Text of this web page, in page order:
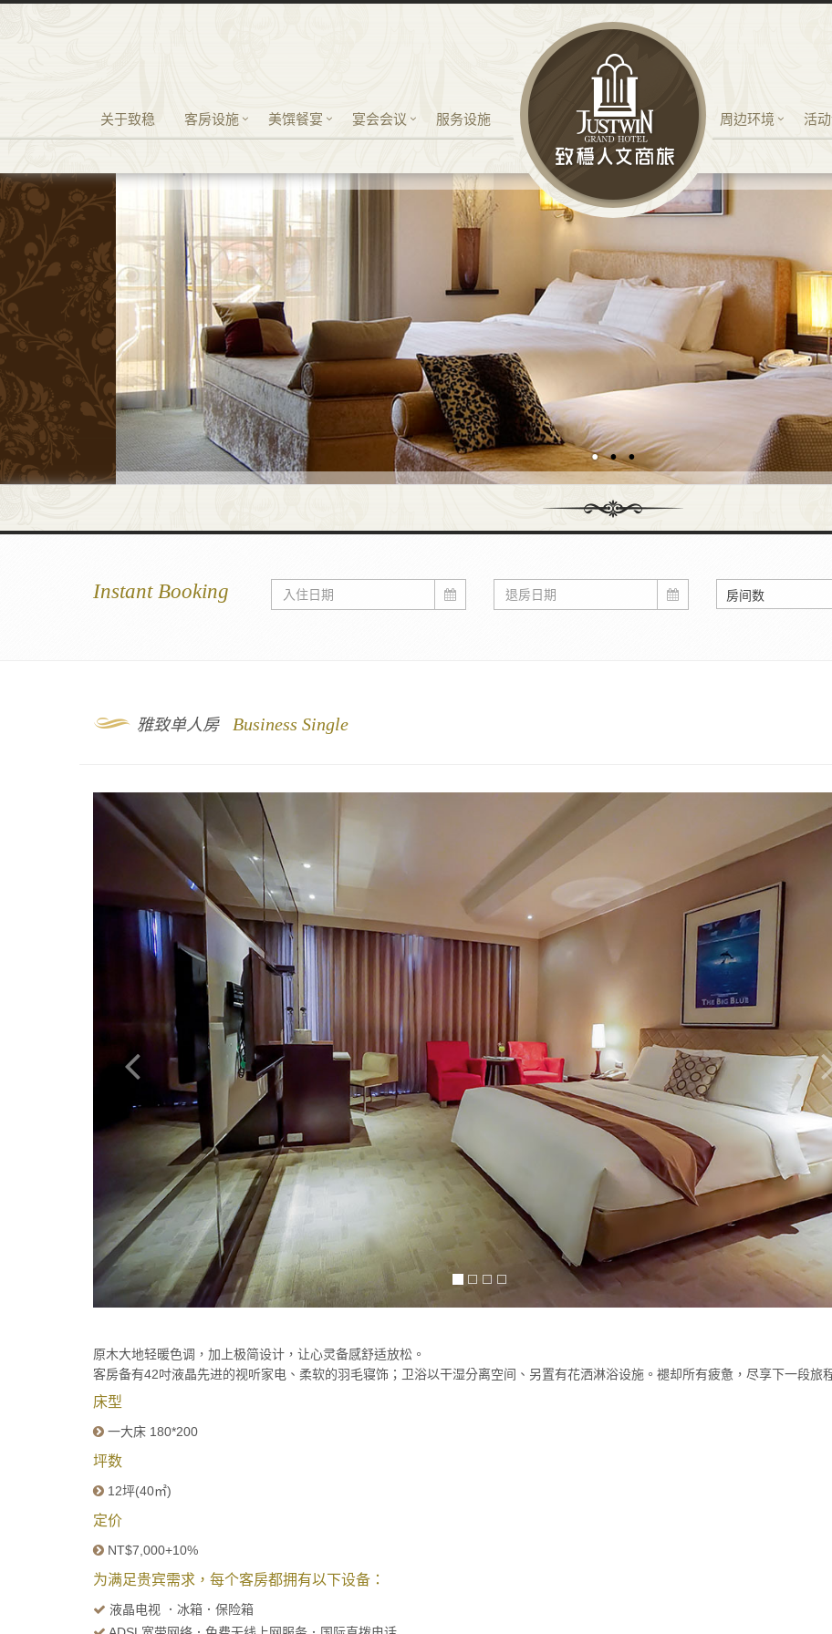
关于致稳 客房设施 美馔餐宴 宴会会议 服务设施 周边环境 活
Instant Booking
9 雅致单人房 Business Single
原木大地轻暖色调，加上极简设计，让心灵备感舒适放松。
客房备有42吋液晶先进的视听家电、柔软的羽毛寝饰；卫浴以干湿分离空间、另置有花洒淋浴设施。褪却所有疲惫，尽享下一段旅
床型
一大床 180*200
坪数
12坪(40㎡)
定价
NT$7,000+10%
为满足贵宾需求，每个客房都拥有以下设备：
液晶电视 ．冰箱．保险箱